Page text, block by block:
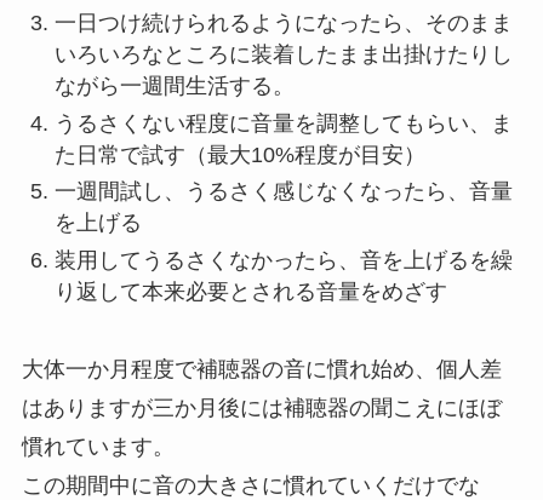
一日つけ続けられるようになったら、そのまま
いろいろなところに装着したまま出掛けたりし
ながら一週間生活する。
うるさくない程度に音量を調整してもらい、ま
た日常で試す（最大10%程度が目安）
一週間試し、うるさく感じなくなったら、音量
を上げる
装用してうるさくなかったら、音を上げるを繰
り返して本来必要とされる音量をめざす
大体一か月程度で補聴器の音に慣れ始め、個人差
はありますが三か月後には補聴器の聞こえにほぼ
慣れています。
この期間中に音の大きさに慣れていくだけでな